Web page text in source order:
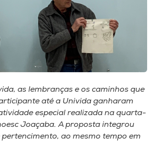
as lembranças e os caminhos que
até a Univida ganharam
especial realizada na quarta-
Joaçaba. A proposta integrou
ao mesmo tempo em